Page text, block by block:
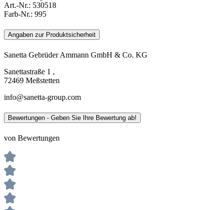
Art.-Nr.: 530518
Farb-Nr.: 995
Angaben zur Produktsicherheit
Sanetta Gebrüder Ammann GmbH & Co. KG
Sanettastraße 1 ,
72469 Meßstetten
info@sanetta-group.com
Bewertungen - Geben Sie Ihre Bewertung ab!
von Bewertungen